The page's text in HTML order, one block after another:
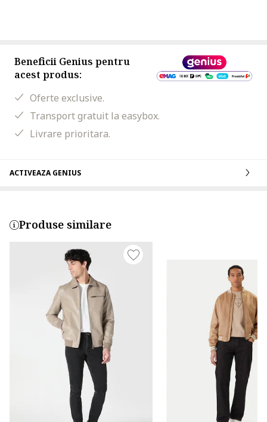
Beneficii Genius pentru
acest produs:
Oferte exclusive.
Transport gratuit la easybox.
Livrare prioritara.
ACTIVEAZA GENIUS
Produse similare